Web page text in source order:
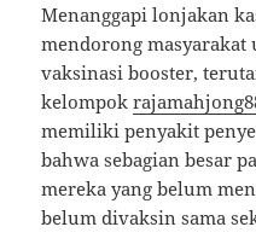
Menanggapi lonjakan
mendorong masyarakat
vaksinasi booster,
kelompok
memiliki penyakit
bahwa sebagian besar
mereka yang belum
belum divaksin sama